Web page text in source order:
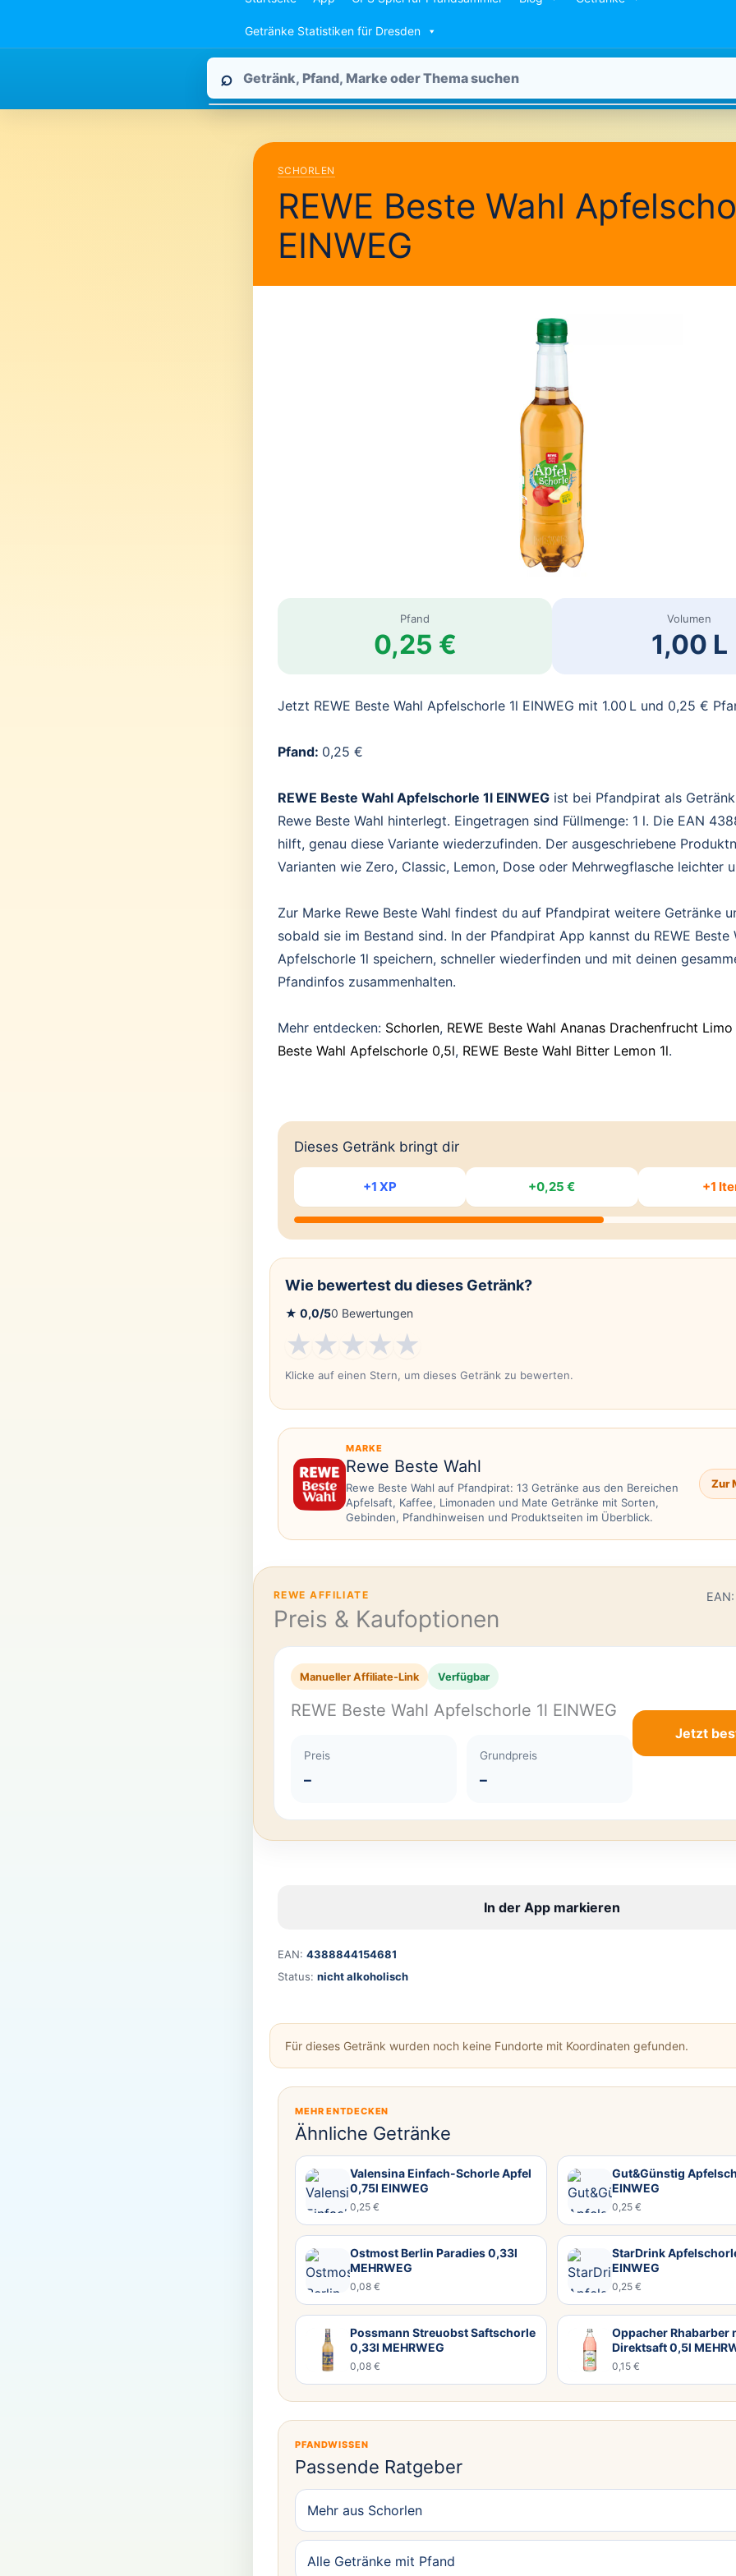
Getränke Statistiken für Dresden
Pfandpirat
durchsuchen
⌕
SCHORLEN
REWE Beste Wahl
EINWEG
Pfand
0,25 €
Volumen
1,00 L
Jetzt REWE Beste Wahl Apfelschorle 1l EINWEG mit 1.00 L und 0,25 €
Pfand: 0,25 €
REWE Beste Wahl Apfelschorle 1l EINWEG ist bei Pfandpirat als
Rewe Beste Wahl hinterlegt. Eingetragen sind Füllmenge: 1 l. Die EAN
hilft, genau diese Variante wiederzufinden. Der ausgeschriebene
Varianten wie Zero, Classic, Lemon, Dose oder Mehrwegflasche leichter
Zur Marke Rewe Beste Wahl findest du auf Pfandpirat weitere Getränke
sobald sie im Bestand sind. In der Pfandpirat App kannst du REWE Beste
Apfelschorle 1l speichern, schneller wiederfinden und mit deinen
Pfandinfos zusammenhalten.
Mehr entdecken: Schorlen, REWE Beste Wahl Ananas Drachenfrucht
Beste Wahl Apfelschorle 0,5l, REWE Beste Wahl Bitter Lemon 1l.
Dieses Getränk bringt dir
+1 XP +0,25 € +1
Wie bewertest du dieses Getränk?
★ 0,0/50 Bewertungen
★★★★★
Klicke auf einen Stern, um dieses Getränk zu bewerten.
MARKE
Rewe Beste Wahl
Rewe Beste Wahl auf Pfandpirat: 13 Getränke aus den Bereichen
Apfelsaft, Kaffee, Limonaden und Mate Getränke mit Sorten,
Gebinden, Pfandhinweisen und Produktseiten im Überblick.
Zur
REWE AFFILIATE
Preis & Kaufoptionen
Manueller Affiliate-Link Verfügbar
REWE Beste Wahl Apfelschorle 1l EINWEG
Preis
–
Grundpreis
–
Jetzt
In der App markieren
EAN: 4388844154681
Status: nicht alkoholisch
Für dieses Getränk wurden noch keine Fundorte mit Koordinaten gefunden.
MEHR ENTDECKEN
Ähnliche Getränke
Valensina Einfach-Schorle Apfel
0,75l EINWEG
0,25 €
Gut&Günstig
EINWEG
0,25 €
Ostmost Berlin Paradies 0,33l
MEHRWEG
0,08 €
StarDrink
EINWEG
0,25 €
Possmann Streuobst Saftschorle
0,33l MEHRWEG
0,08 €
Oppacher Rhabarber
Direktsaft 0,5l
0,15 €
PFANDWISSEN
Passende Ratgeber
Mehr aus Schorlen
Alle Getränke mit Pfand